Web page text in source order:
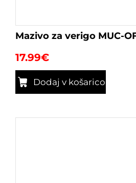
Mazivo za verigo MUC-
17.99€
Dodaj v košarico